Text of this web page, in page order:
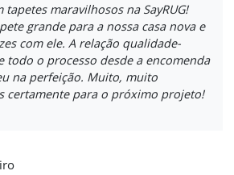
tapetes maravilhosos na SayRUG!
grande para a nossa casa nova e
com ele. A relação qualidade-
todo o processo desde a encomenda
na perfeição. Muito, muito
certamente para o próximo projeto!